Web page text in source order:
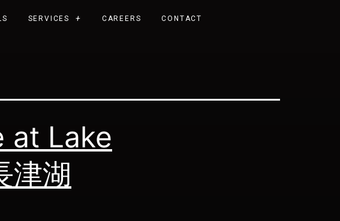
SERVICES CAREERS CONTACT
at Lake
津湖